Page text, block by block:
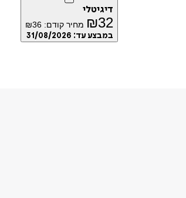
דיגיטלי
₪32 מחיר קודם: ₪36
במבצע עד: 31/08/2026